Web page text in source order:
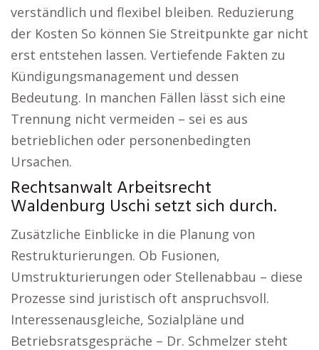
verständlich und flexibel bleiben. Reduzierung
der Kosten So können Sie Streitpunkte gar nicht
erst entstehen lassen. Vertiefende Fakten zu
Kündigungsmanagement und dessen
Bedeutung. In manchen Fällen lässt sich eine
Trennung nicht vermeiden – sei es aus
betrieblichen oder personenbedingten
Ursachen.
Rechtsanwalt Arbeitsrecht
Waldenburg Uschi setzt sich durch.
Zusätzliche Einblicke in die Planung von
Restrukturierungen. Ob Fusionen,
Umstrukturierungen oder Stellenabbau – diese
Prozesse sind juristisch oft anspruchsvoll.
Interessenausgleiche, Sozialpläne und
Betriebsratsgespräche – Dr. Schmelzer steht